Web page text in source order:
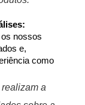
nossos
e,
como
a